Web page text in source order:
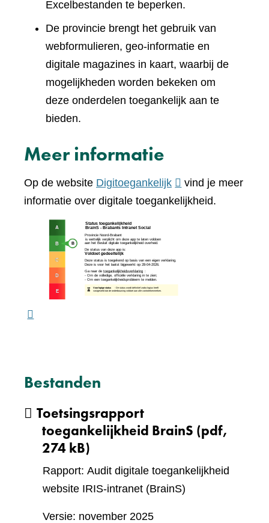
Excelbestanden te beperken.
De provincie brengt het gebruik van
webformulieren, geo-informatie en
digitale magazines in kaart, waarbij de
mogelijkheden worden bekeken om
deze onderdelen toegankelijk aan te
bieden.
Meer informatie
Op de website Digitoegankelijk(verwijst
naar
vind je meer
informatie over digitale toegankelijkheid.
Bestanden
Toetsingsrapport
toegankelijkheid BrainS (pdf,
274 kB)
Rapport: Audit digitale toegankelijkheid
website IRIS-intranet (BrainS)
Versie: november 2025